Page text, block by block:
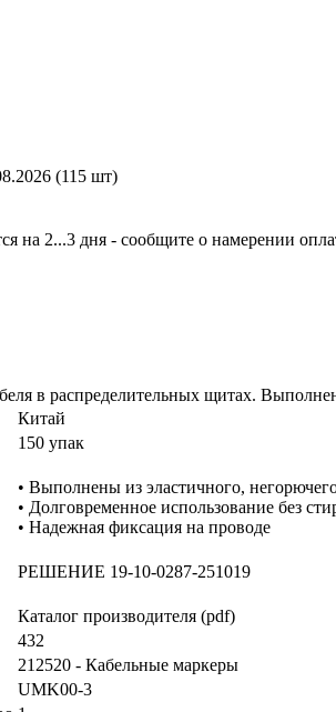
(115 шт)
на 2...3 дня - сообщите о намерении
в распределительных щитах.
Китай
150 упак
• Выполнены из эластичного,
• Долговременное использование без
• Надежная фиксация на проводе
РЕШЕНИЕ 19-10-0287-251019
Каталог производителя (pdf)
432
212520 - Кабельные маркеры
UMK00-3